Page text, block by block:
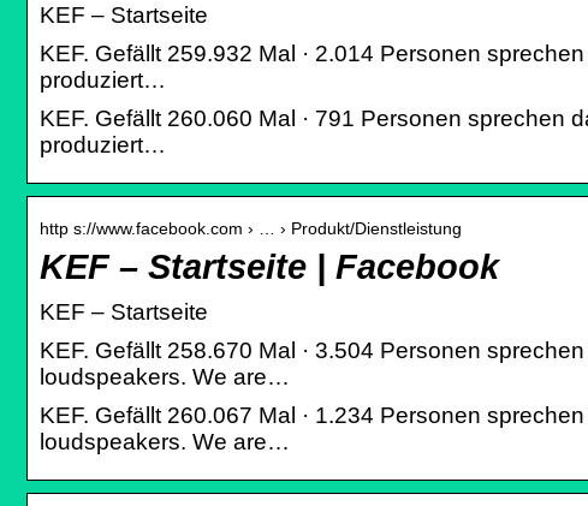
KEF – Startseite
KEF. Gefällt 259.932 Mal · 2.014 Personen
produziert…
KEF. Gefällt 260.060 Mal · 791 Personen sprechen
produziert…
http s://www.facebook.com › … › Produkt/Dienstleistung
KEF – Startseite | Facebook
KEF – Startseite
KEF. Gefällt 258.670 Mal · 3.504 Personen
loudspeakers. We are…
KEF. Gefällt 260.067 Mal · 1.234 Personen
loudspeakers. We are…